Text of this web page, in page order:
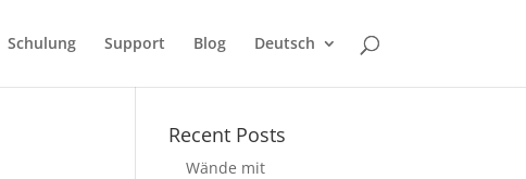
Schulung Support Blog Deutsch
Recent Posts
Wände mit